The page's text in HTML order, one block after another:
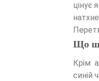
цінує
Що
Крім
синій